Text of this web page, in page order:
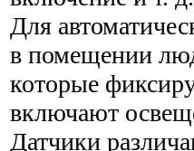
Для
в помещении
которые
включают
Датчики